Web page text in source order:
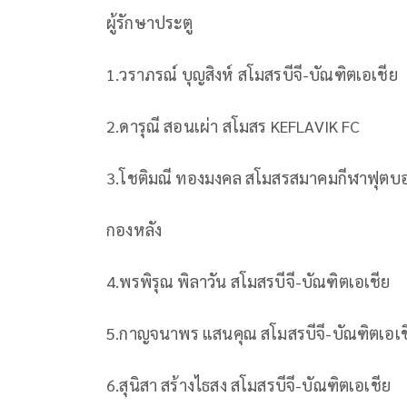
ผู้รักษาประตู
1.วราภรณ์ บุญสิงห์ สโมสรบีจี-บัณฑิตเอเชีย
2.ดารุณี สอนเผ่า สโมสร KEFLAVIK FC
3.โชติมณี ทองมงคล สโมสรสมาคมกีฬาฟุตบ
กองหลัง
4.พรพิรุณ พิลาวัน สโมสรบีจี-บัณฑิตเอเชีย
5.กาญจนาพร แสนคุณ สโมสรบีจี-บัณฑิตเอเ
6.สุนิสา สร้างไธสง สโมสรบีจี-บัณฑิตเอเชีย